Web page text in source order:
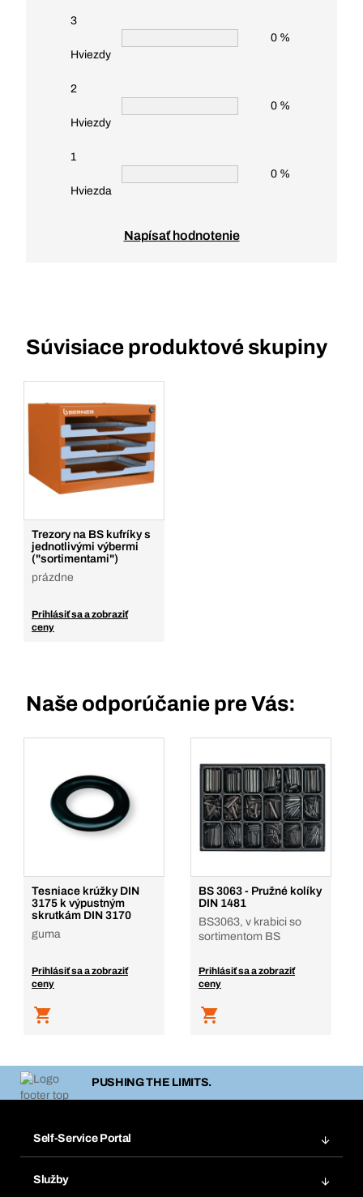
3
Hviezdy
0 %
2
Hviezdy
0 %
1
Hviezda
0 %
Napísať hodnotenie
Súvisiace produktové skupiny
Trezory na BS kufríky s
jednotlivými výbermi
("sortimentami")
prázdne
Prihlásiť sa a zobraziť
ceny
Naše odporúčanie pre Vás:
Tesniace krúžky DIN
3175 k výpustným
skrutkám DIN 3170
guma
Prihlásiť sa a zobraziť
ceny
BS 3063 - Pružné kolíky
DIN 1481
BS3063, v krabici so
sortimentom BS
Prihlásiť sa a zobraziť
ceny
PUSHING THE LIMITS.
Self-Service Portal
Služby